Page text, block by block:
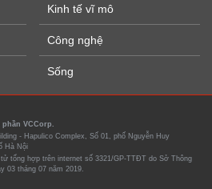
Kinh tế vĩ mô
Công nghệ
Sống
VCCorp.
- Hapulico Complex, Số 01, phố Nguyễn Huy
Hà Nội
tổng hợp trên internet số 3321/GP-TTĐT do Sở Thông
03 tháng 07 năm 2019.